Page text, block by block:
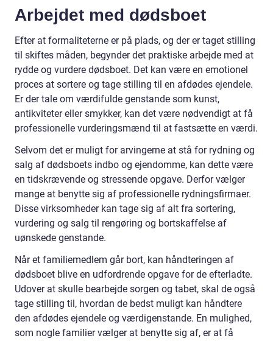
Arbejdet med dødsboet
Efter at formaliteterne er på plads, og der er taget stilling
til skiftes måden, begynder det praktiske arbejde med at
rydde og vurdere dødsboet. Det kan være en emotionel
proces at sortere og tage stilling til en afdødes ejendele.
Er der tale om værdifulde genstande som kunst,
antikviteter eller smykker, kan det være nødvendigt at få
professionelle vurderingsmænd til at fastsætte en værdi.
Selvom det er muligt for arvingerne at stå for rydning og
salg af dødsboets indbo og ejendomme, kan dette være
en tidskrævende og stressende opgave. Derfor vælger
mange at benytte sig af professionelle rydningsfirmaer.
Disse virksomheder kan tage sig af alt fra sortering,
vurdering og salg til rengøring og bortskaffelse af
uønskede genstande.
Når et familiemedlem går bort, kan håndteringen af
dødsboet blive en udfordrende opgave for de efterladte.
Udover at skulle bearbejde sorgen og tabet, skal de også
tage stilling til, hvordan de bedst muligt kan håndtere
den afdødes ejendele og værdigenstande. En mulighed,
som nogle familier vælger at benytte sig af, er at få